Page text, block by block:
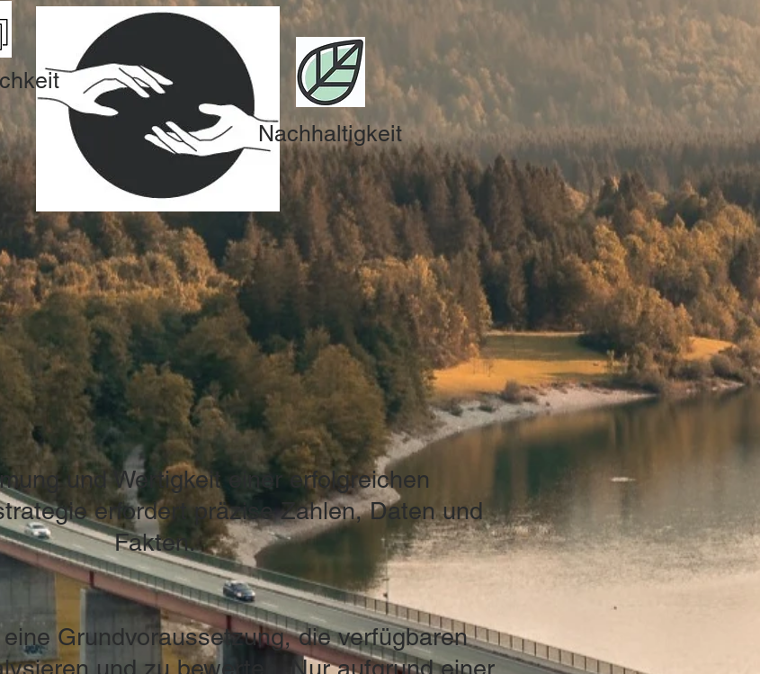
Nachhaltigkeit
und Wertigkeit einer erfolgreichen
erfordert präzise Zahlen, Daten und
Fakten.
Grundvoraussetzung, die verfügbaren
und zu bewerten. Nur aufgrund einer